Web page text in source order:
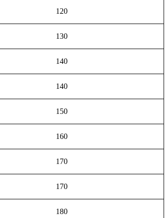
120
130
140
140
150
160
170
170
180